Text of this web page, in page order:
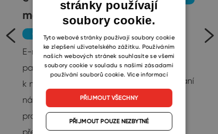
marketing
Obchod a marketing
E-mail marketing
patří dlouhodobě
k nejúčinnějším
nástrojům online
propagace. Všichni
přeci odesíláme i
1. Poznejte vaše
Základním
předpokladem
úspěchu je poznání
zákazníků. Znát
jejich potřeby a
vědět, jak s nimi
ENGLISH
CZECH
SLOVAK
stránky používají
soubory cookie.
Tyto webové stránky používají soubory cookie
ke zlepšení uživatelského zážitku. Používáním
našich webových stránek souhlasíte se všemi
soubory cookie v souladu s našimi zásadami
používání souborů cookie. Více informací
PŘIJMOUT VŠECHNY
PŘIJMOUT POUZE NEZBYTNÉ